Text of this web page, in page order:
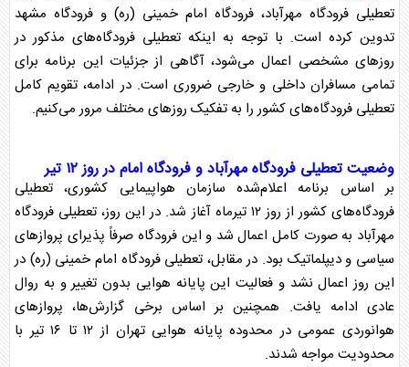
تعطیلی فرودگاه مهرآباد، فرودگاه امام خمینی (ره) و فرودگاه مشهد
تدوین کرده است. با توجه به اینکه تعطیلی فرودگاه‌های مذکور در
روز‌های مشخصی اعمال می‌شود، آگاهی از جزئیات این برنامه برای
تمامی مسافران داخلی و خارجی ضروری است. در ادامه، تقویم کامل
تعطیلی فرودگاه‌های کشور را به تفکیک روز‌های مختلف مرور می‌کنیم.
وضعیتتعطیلی فرودگاهمهرآباد و فرودگاه امام در روز ۱۲ تیر
بر اساس برنامه اعلام‌شده سازمان هواپیمایی کشوری، تعطیلی
فرودگاه‌های کشور از روز ۱۲ تیرماه آغاز شد. در این روز،
تعطیلی فرودگاه
مهرآباد به صورت کامل اعمال شد و این فرودگاه صرفاً پذیرای پرواز‌های
سیاسی و دیپلماتیک بود. در مقابل، تعطیلی فرودگاه امام خمینی (ره) در
این روز اعمال نشد و فعالیت این پایانه هوایی بدون تغییر و به روال
عادی ادامه یافت. همچنین بر اساس برخی گزارش‌ها، پرواز‌های
هوانوردی عمومی در محدوده پایانه هوایی تهران از ۱۲ تا ۱۶ تیر با
محدودیت مواجه شدند.